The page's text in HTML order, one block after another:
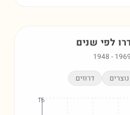
לפי שנים
1948 - 1969
נוצרים דרוזים
16